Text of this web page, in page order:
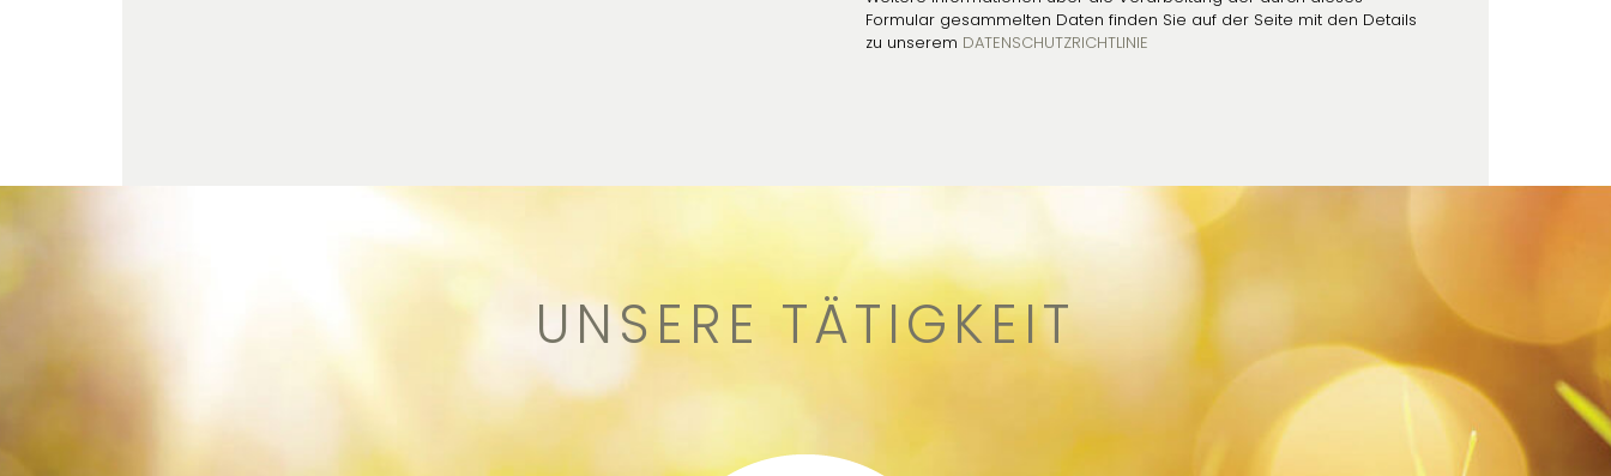
Formular gesammelten Daten finden Sie auf der Seite mit den Details
zu unserem DATENSCHUTZRICHTLINIE
UNSERE TÄTIGKEIT